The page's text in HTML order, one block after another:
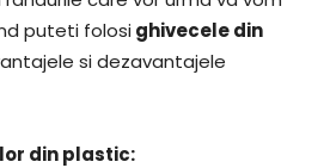
puteti folosighivecele din
si dezavantajele
din plastic: